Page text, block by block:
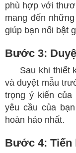
phù hợp với
mang đến
giúp bạn nổi bật
Bước 3:
Sau khi thiết
và duyệt mẫu
trọng ý kiến của
yêu cầu của
hoàn hảo nhất.
Bước 4: Tiến